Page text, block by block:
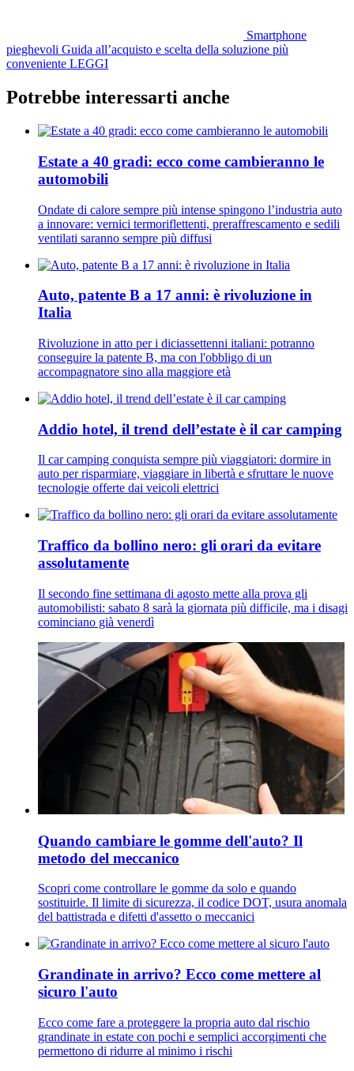
Smartphone
pieghevoli Guida all’acquisto e scelta della soluzione più
conveniente LEGGI
Potrebbe interessarti anche
Estate a 40 gradi: ecco come cambieranno le
automobili
Ondate di calore sempre più intense spingono l’industria auto
a innovare: vernici termoriflettenti, preraffrescamento e sedili
ventilati saranno sempre più diffusi
Auto, patente B a 17 anni: è rivoluzione in
Italia
Rivoluzione in atto per i diciassettenni italiani: potranno
conseguire la patente B, ma con l'obbligo di un
accompagnatore sino alla maggiore età
Addio hotel, il trend dell’estate è il car camping
Il car camping conquista sempre più viaggiatori: dormire in
auto per risparmiare, viaggiare in libertà e sfruttare le nuove
tecnologie offerte dai veicoli elettrici
Traffico da bollino nero: gli orari da evitare
assolutamente
Il secondo fine settimana di agosto mette alla prova gli
automobilisti: sabato 8 sarà la giornata più difficile, ma i disagi
cominciano già venerdì
Quando cambiare le gomme dell'auto? Il
metodo del meccanico
Scopri come controllare le gomme da solo e quando
sostituirle. Il limite di sicurezza, il codice DOT, usura anomala
del battistrada e difetti d'assetto o meccanici
Grandinate in arrivo? Ecco come mettere al
sicuro l'auto
Ecco come fare a proteggere la propria auto dal rischio
grandinate in estate con pochi e semplici accorgimenti che
permettono di ridurre al minimo i rischi